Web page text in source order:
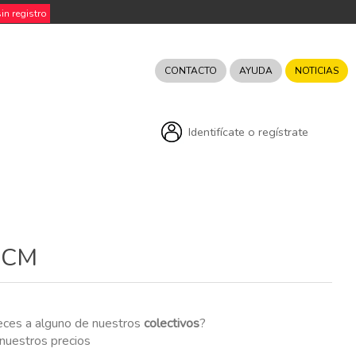
registro
CONTACTO AYUDA NOTICIAS
Identifícate o regístrate
a alguno de nuestroscolectivos?
precios